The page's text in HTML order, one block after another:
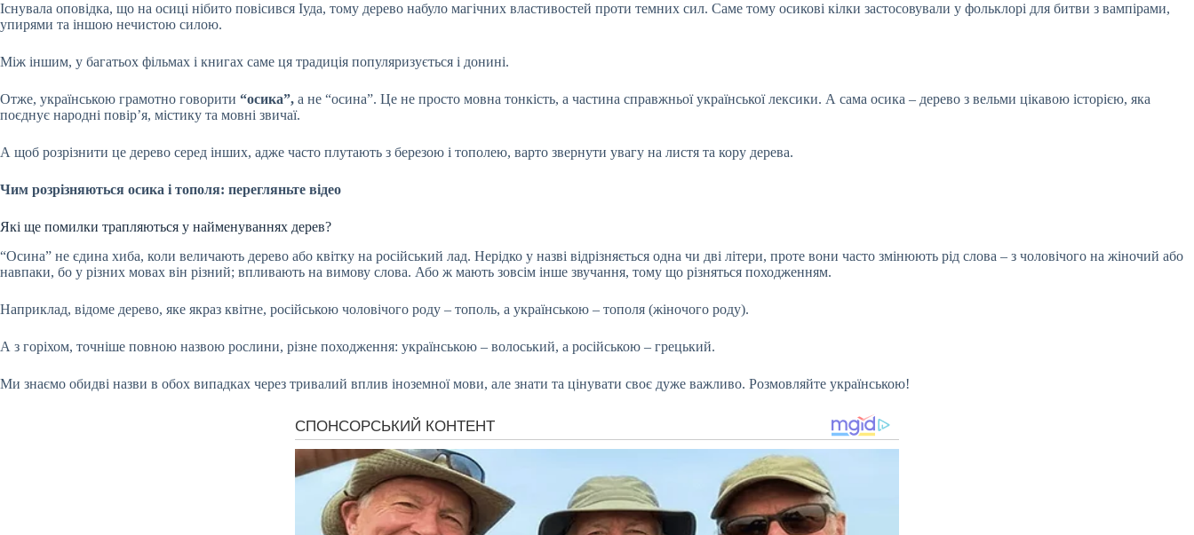
Існувала оповідка, що на осиці нібито повісився Іуда, тому дерево набуло магічних властивостей проти темних сил. Саме тому осикові кілки застосовували у фольклорі для битви з вампірами,
упирями та іншою нечистою силою.
Між іншим, у багатьох фільмах і книгах саме ця традиція популяризується і донині.
Отже, українською грамотно говорити “осика”, а не “осина”. Це не просто мовна тонкість, а частина справжньої української лексики. А сама осика – дерево з вельми цікавою історією, яка
поєднує народні повір’я, містику та мовні звичаї.
А щоб розрізнити це дерево серед інших, адже часто плутають з березою і тополею, варто звернути увагу на листя та кору дерева.
Чим розрізняються осика і тополя: перегляньте відео
Які ще помилки трапляються у найменуваннях дерев?
“Осина” не єдина хиба, коли величають дерево або квітку на російський лад. Нерідко у назві відрізняється одна чи дві літери, проте вони часто змінюють рід слова – з чоловічого на жіночий або
навпаки, бо у різних мовах він різний; впливають на вимову слова. Або ж мають зовсім інше звучання, тому що різняться походженням.
Наприклад, відоме дерево, яке якраз квітне, російською чоловічого роду – тополь, а українською – тополя (жіночого роду).
А з горіхом, точніше повною назвою рослини, різне походження: українською – волоський, а російською – грецький.
Ми знаємо обидві назви в обох випадках через тривалий вплив іноземної мови, але знати та цінувати своє дуже важливо. Розмовляйте українською!